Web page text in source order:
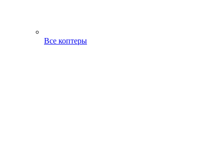
Все коптеры